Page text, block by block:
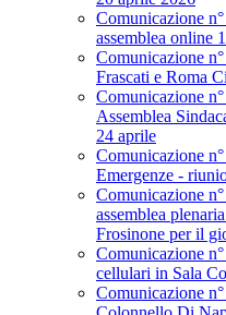
Comunicazione
assemblea online
Comunicazione
Frascati e Roma
Comunicazione
Assemblea
24 aprile
Comunicazione
Emergenze -
Comunicazione
assemblea
Frosinone per il
Comunicazione
cellulari in Sala
Comunicazione